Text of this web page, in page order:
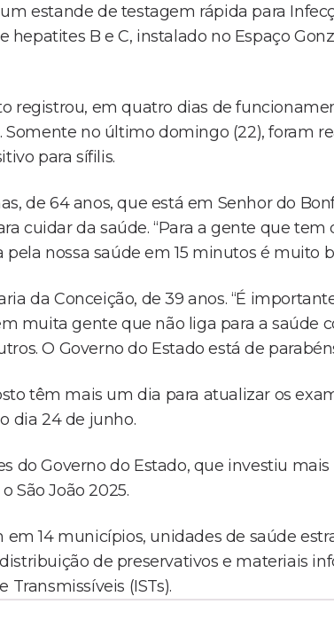
estande de testagem rápida para
hepatites B e C, instalado no Espaço
registrou, em quatro dias de
Somente no último domingo (22), foram
para sífilis.
de 64 anos, que está em Senhor do
cuidar da saúde. “Para a gente que tem
nossa saúde em 15 minutos é muito
da Conceição, de 39 anos. “É
muita gente que não liga para a saúde
O Governo do Estado está de
têm mais um dia para atualizar os
dia 24 de junho.
do Governo do Estado, que investiu mais
São João 2025.
14 municípios, unidades de saúde
de preservativos e materiais
(ISTs).